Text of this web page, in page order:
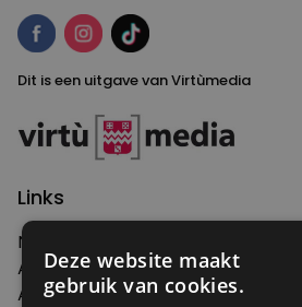
Dit is een uitgave van Virtùmedia
Links
Nieuws
Artikelen
Agenda
Deze website maakt
gebruik van cookies.